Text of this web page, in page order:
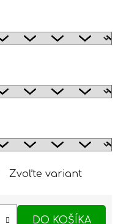
Zvoľte variant
DO KOŠÍKA